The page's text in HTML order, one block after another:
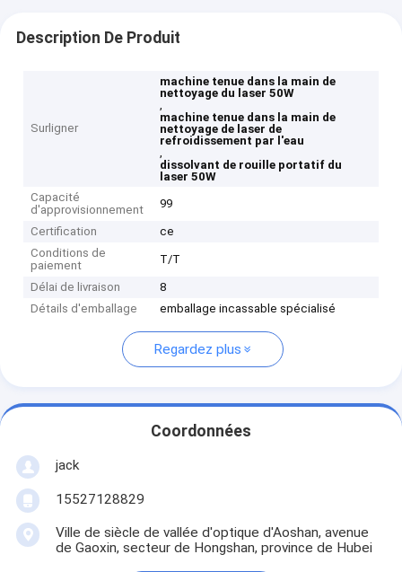
Description De Produit
Surligner
machine tenue dans la main de
nettoyage du laser 50W
,
machine tenue dans la main de
nettoyage de laser de
refroidissement par l'eau
,
dissolvant de rouille portatif du
laser 50W
Capacité
d'approvisionnement
99
Certification
ce
Conditions de
paiement
T/T
Délai de livraison
8
Détails d'emballage
emballage incassable spécialisé
Regardez plus
Coordonnées
jack
15527128829
Ville de siècle de vallée d'optique d'Aoshan, avenue
de Gaoxin, secteur de Hongshan, province de Hubei